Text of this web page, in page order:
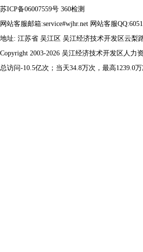
苏ICP备06007559号 360检测
网站客服邮箱:service#wjhr.net 网站客服
地址: 江苏省 吴江区 吴江经济技术开发区云梨
Copyright 2003-2026 吴江经济技术开发区人力
总访问-10.5亿次；当天34.8万次，最高1239.0